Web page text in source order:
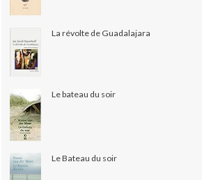
La révolte de Guadalajara
Le bateau du soir
Le Bateau du soir